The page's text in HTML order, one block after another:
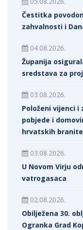
Čestitka
zahvalnosti i
04.08.2026.
Županija
sredstava za
03.08.2026.
Položeni vijenci i
pobjede i
hrvatskih
03.08.2026.
U Novom Virju
vatrogasaca
02.08.2026.
Obilježena 30.
Ogranka Grad